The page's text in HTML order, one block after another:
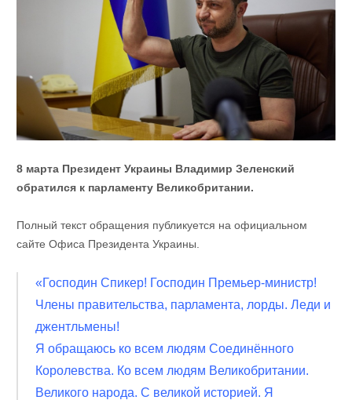
8 марта Президент Украины Владимир Зеленский
обратился к парламенту Великобритании.
Полный текст обращения публикуется на официальном
сайте Офиса Президента Украины.
«Господин Спикер! Господин Премьер-министр!
Члены правительства, парламента, лорды. Леди и
джентльмены!
Я обращаюсь ко всем людям Соединённого
Королевства. Ко всем людям Великобритании.
Великого народа. С великой историей. Я